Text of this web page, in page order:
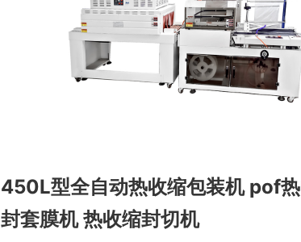
450L型全自动热收缩包装机 pof
封套膜机 热收缩封切机